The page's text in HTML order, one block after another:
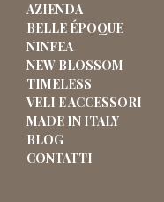
AZIENDA
BELLE ÉPOQUE
NINFEA
NEW BLOSSOM
TIMELESS
VELI E ACCESSORI
MADE IN ITALY
BLOG
CONTATTI